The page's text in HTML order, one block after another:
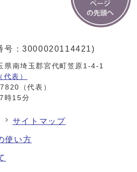
号：3000020114421)
南埼玉郡宮代町笠原1-4-1
表）
（代表）
時15分
サイトマップ
使い方